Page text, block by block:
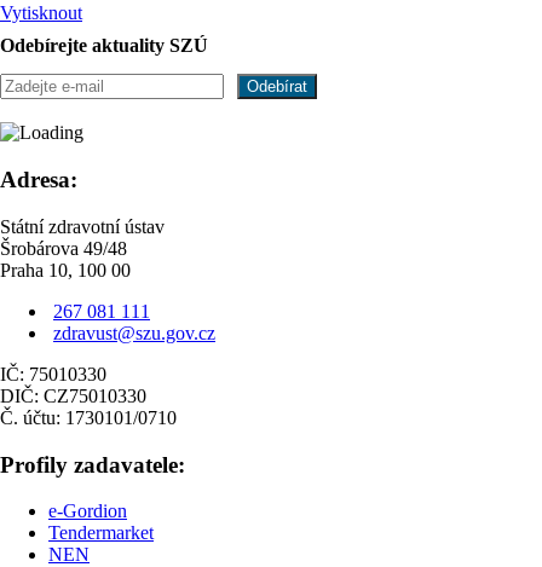
Vytisknout
Odebírejte aktuality SZÚ
Adresa:
Státní zdravotní ústav
Šrobárova 49/48
Praha 10, 100 00
267 081 111
zdravust@szu.gov.cz
IČ: 75010330
DIČ: CZ75010330
Č. účtu: 1730101/0710
Profily zadavatele:
e-Gordion
Tendermarket
NEN